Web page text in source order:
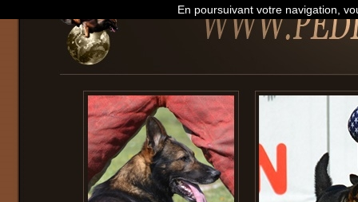
En poursuivant votre navigation,